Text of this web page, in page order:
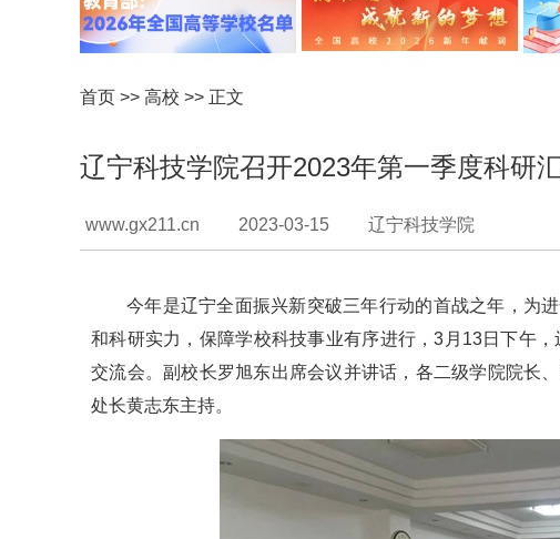
首页 >> 高校 >> 正文
辽宁科技学院召开2023年第一季度科研
www.gx211.cn 2023-03-15 辽宁科技学院
今年是辽宁全面振兴新突破三年行动的首战之年，为
和科研实力，保障学校科技事业有序进行，3月13日下午
交流会。副校长罗旭东出席会议并讲话，各二级学院院长
处长黄志东主持。